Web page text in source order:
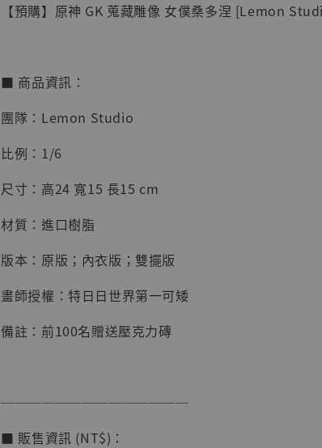
NT$ 4,280
- +
加入購物車
Studio]
【預購】原神 GK 蒐藏雕像 女僕桑多涅 [Lemon
■ 商品資訊：
團隊：Lemon Studio
比例：1/6
尺寸：高24 寬15 長15 cm
材質：進口樹脂
版本：原版；內衣版；雙擺版
畫師授權：特日日世界第一可矮
備註：前100名贈送壓克力磚
──────────────
■ 販售資訊 (NT$)：